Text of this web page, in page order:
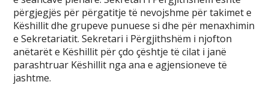
përgjegjës për përgatitje të nevojshme për takimet e
Këshillit dhe grupeve punuese si dhe për menaxhimin
e Sekretariatit. Sekretari i Përgjithshëm i njofton
anëtarët e Këshillit për çdo çështje të cilat i janë
parashtruar Këshillit nga ana e agjensioneve të
jashtme.